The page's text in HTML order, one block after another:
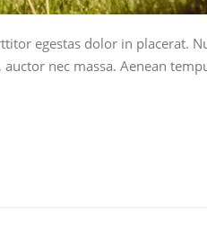
egestas dolor in placerat.
nec massa. Aenean